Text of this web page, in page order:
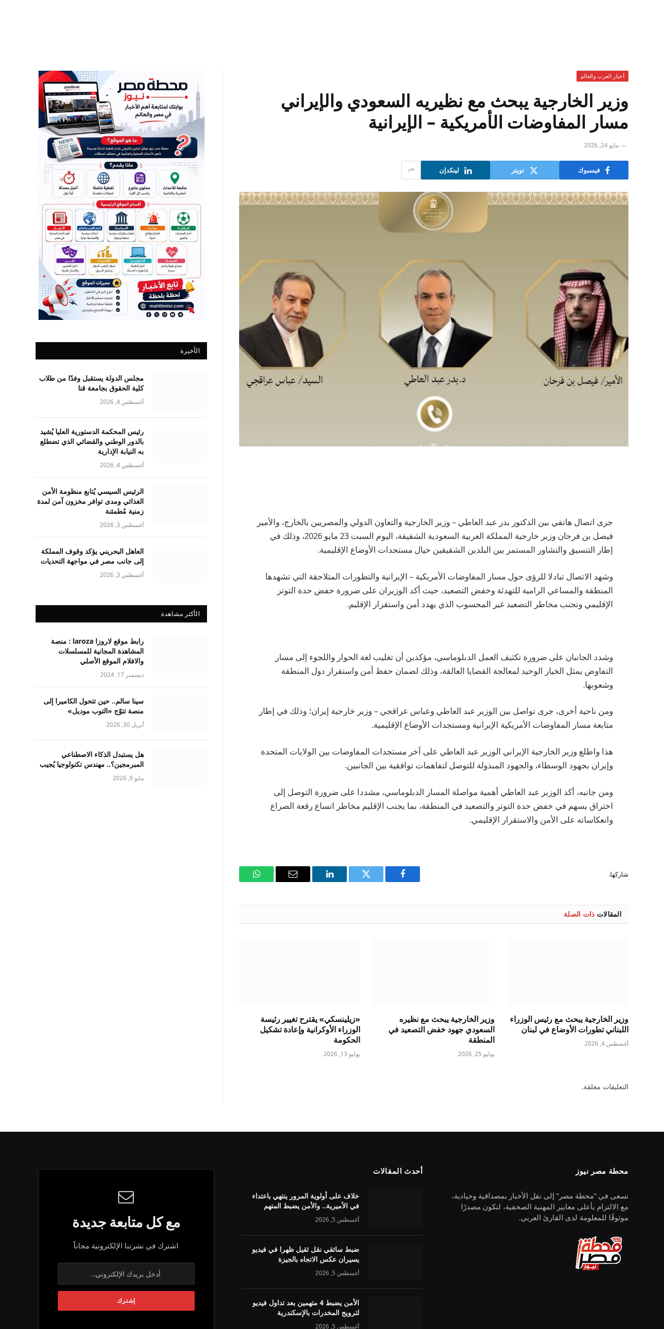
أخبار العرب والعالم
وزير الخارجية يبحث مع نظيريه السعودي والإيراني
مسار المفاوضات الأمريكية – الإيرانية
مايو 24, 2026
فيسبوك تويتر لينكدإن
جرى اتصال هاتفي بين الدكتور بدر عبد العاطي – وزير الخارجية والتعاون الدولي والمصريين بالخارج، والأمير
فيصل بن فرحان وزير خارجية المملكة العربية السعودية الشقيقة، اليوم السبت 23 مايو 2026، وذلك في
إطار التنسيق والتشاور المستمر بين البلدين الشقيقين حيال مستجدات الأوضاع الإقليمية.
وشهد الاتصال تبادلا للرؤى حول مسار المفاوضات الأمريكية – الإيرانية والتطورات المتلاحقة التي تشهدها
المنطقة والمساعي الرامية للتهدئة وخفض التصعيد، حيث أكد الوزيران على ضرورة خفض حدة التوتر
الإقليمي وتجنب مخاطر التصعيد غير المحسوب الذي يهدد أمن واستقرار الإقليم.
وشدد الجانبان على ضرورة تكثيف العمل الدبلوماسي، مؤكدين أن تغليب لغة الحوار واللجوء إلى مسار
التفاوض يمثل الخيار الوحيد لمعالجة القضايا العالقة، وذلك لضمان حفظ أمن واستقرار دول المنطقة
وشعوبها.
ومن ناحية أخرى، جرى تواصل بين الوزير عبد العاطي وعباس عراقجي – وزير خارجية إيران؛ وذلك في إطار
متابعة مسار المفاوضات الأمريكية الإيرانية ومستجدات الأوضاع الإقليمية.
هذا واطلع وزير الخارجية الإيراني الوزير عبد العاطي على آخر مستجدات المفاوضات بين الولايات المتحدة
وإيران بجهود الوسطاء، والجهود المبذولة للتوصل لتفاهمات توافقية بين الجانبين.
ومن جانبه، أكد الوزير عبد العاطي أهمية مواصلة المسار الدبلوماسي، مشددا على ضرورة التوصل إلى
اختراق يسهم في خفض حدة التوتر والتصعيد في المنطقة، بما يجنب الإقليم مخاطر اتساع رقعة الصراع
وانعكاساته على الأمن والاستقرار الإقليمي.
شاركها.
فيسبوك
تويتر لينكدإن
البريد
واتساب
المقالات ذات الصلة
وزير الخارجية يبحث مع رئيس الوزراء
اللبناني تطورات الأوضاع في لبنان
أغسطس 4, 2026
وزير الخارجية يبحث مع نظيره
السعودي جهود خفض التصعيد في
المنطقة
يوليو 25, 2026
«زيلينسكي» يقترح تغيير رئيسة
الوزراء الأوكرانية وإعادة تشكيل
الحكومة
يوليو 13, 2026
التعليقات مغلقة.
الأخيرة
مجلس الدولة يستقبل وفدًا من طلاب
كلية الحقوق بجامعة قنا
أغسطس 4, 2026
رئيس المحكمة الدستورية العليا يُشيد
بالدور الوطني والقضائي الذي تضطلع
به النيابة الإدارية
أغسطس 4, 2026
الرئيس السيسي يُتابع منظومة الأمن
الغذائي ومدى توافر مخزون آمن لمدة
زمنية مُطمئنة
أغسطس 3, 2026
العاهل البحريني يؤكد وقوف المملكة
إلى جانب مصر في مواجهة التحديات
أغسطس 3, 2026
الأكثر مشاهدة
رابط موقع لاروزا laroza : منصة
المشاهدة المجانية للمسلسلات
والافلام الموقع الأصلي
ديسمبر 17, 2024
سينا سالم.. حين تتحول الكاميرا إلى
منصة تتوّج «التوب موديل»
أبريل 30, 2026
هل يستبدل الذكاء الاصطناعي
المبرمجين؟.. مهندس تكنولوجيا يُجيب
مايو 9, 2026
محطة مصر نيوز
نسعى في “محطة مصر” إلى نقل الأخبار بمصداقية وحيادية،
مع الالتزام بأعلى معايير المهنية الصحفية، لنكون مصدرًا
موثوقًا للمعلومة لدى القارئ العربي.
أحدث المقالات
خلاف على أولوية المرور ينتهي باعتداء
في الأميرية.. والأمن يضبط المتهم
أغسطس 5, 2026
ضبط سائقي نقل ثقيل ظهرا في فيديو
يسيران عكس الاتجاه بالجيزة
أغسطس 5, 2026
الأمن يضبط 4 متهمين بعد تداول فيديو
لترويج المخدرات بالإسكندرية
أغسطس 5, 2026
مع كل متابعة جديدة
اشترك في نشرتنا الإلكترونية مجاناً